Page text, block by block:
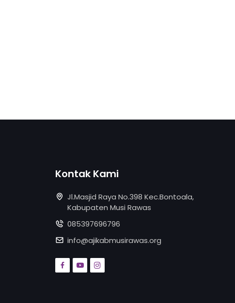
Kontak Kami
Jl.Masjid Raya No.398 Kec.Bontoala,
Kabupaten Musi Rawas
085397696796
info@ajikabmusirawas.org